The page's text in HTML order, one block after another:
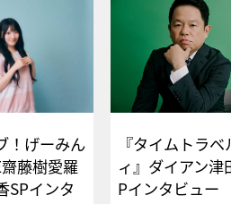
！げーみん
藤樹愛羅
SPインタ
『タイムトラ
ィ』ダイアン津
Pインタ